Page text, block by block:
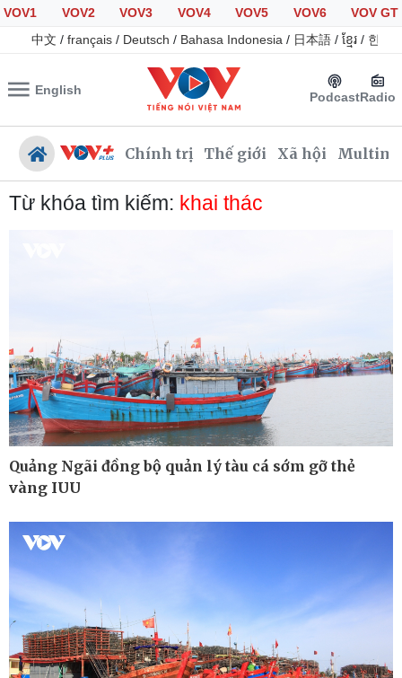
VOV1 VOV2 VOV3 VOV4 VOV5 VOV6
VOV GT
中文 / français / Deutsch / Bahasa Indonesia / 日本語 / ខ្មែរ / 한국
English PodcastRadio
Chính trị Thế giới Xã hội
Nhận diện sự thật
Việc làm
Biển đảo
Từ khóa tìm kiếm: khai thác
Quảng Ngãi đồng bộ quản lý tàu cá sớm gỡ thẻ
vàng IUU